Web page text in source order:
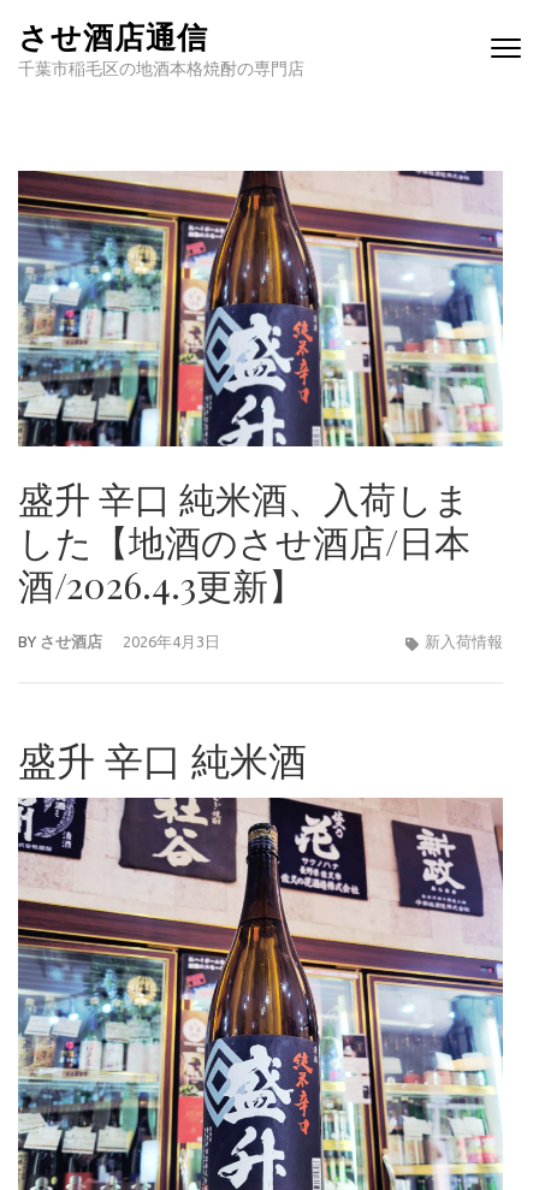
させ酒店通信
千葉市稲毛区の地酒本格焼酎の専門店
盛升 辛口 純米酒、入荷しま
した【地酒のさせ酒店/日本
酒/2026.4.3更新】
BY させ酒店 2026年4月3日 新入荷情報
盛升 辛口 純米酒